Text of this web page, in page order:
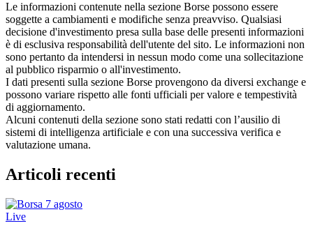
Le informazioni contenute nella sezione Borse possono essere
soggette a cambiamenti e modifiche senza preavviso. Qualsiasi
decisione d'investimento presa sulla base delle presenti informazioni
è di esclusiva responsabilità dell'utente del sito. Le informazioni non
sono pertanto da intendersi in nessun modo come una sollecitazione
al pubblico risparmio o all'investimento.
I dati presenti sulla sezione Borse provengono da diversi exchange e
possono variare rispetto alle fonti ufficiali per valore e tempestività
di aggiornamento.
Alcuni contenuti della sezione sono stati redatti con l’ausilio di
sistemi di intelligenza artificiale e con una successiva verifica e
valutazione umana.
Articoli recenti
Live